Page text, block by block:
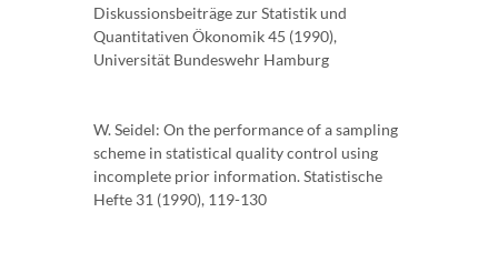
Diskussionsbeiträge zur Statistik und
Quantitativen Ökonomik 45 (1990),
Universität Bundeswehr Hamburg
W. Seidel: On the performance of a sampling
scheme in statistical quality control using
incomplete prior information. Statistische
Hefte 31 (1990), 119-130